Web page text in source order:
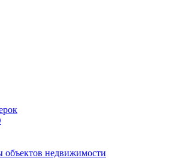
объектов недвижимости